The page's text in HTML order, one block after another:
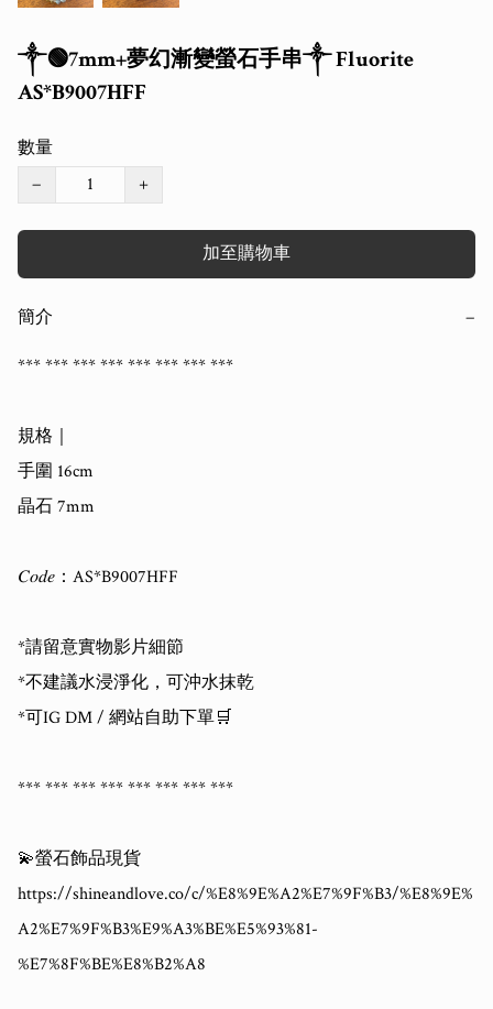
༒🟢7mm+夢幻漸變螢石手串༒ Fluorite
AS*B9007HFF
數量
−
+
加至購物車
簡介 −
*** *** *** *** *** *** *** ***
規格｜
手圍 16cm
晶石 7mm
𝐶𝑜𝑑𝑒：AS*B9007HFF
*請留意實物影片細節
*不建議水浸淨化，可沖水抹乾
*可IG DM / 網站自助下單🛒
*** *** *** *** *** *** *** ***
💫螢石飾品現貨
https://shineandlove.co/c/%E8%9E%A2%E7%9F%B3/%E8%9E%
A2%E7%9F%B3%E9%A3%BE%E5%93%81-
%E7%8F%BE%E8%B2%A8